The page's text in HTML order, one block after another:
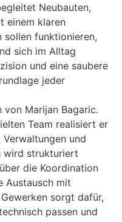
Neubauten,
einem klaren
sollen funktionieren,
sich im Alltag
und eine saubere
jeder
Marijan Bagaric.
Team realisiert er
und
wird strukturiert
die Koordination
Austausch mit
sorgt dafür,
passen und